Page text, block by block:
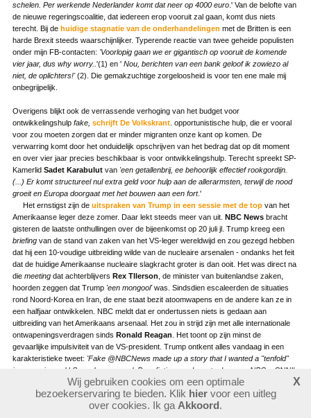
schelen. Per werkende Nederlander komt dat neer op 4000 euro.' Van de belofte van
de nieuwe regeringscoalitie, dat iedereen erop vooruit zal gaan, komt dus niets
terecht. Bij de huidige stagnatie van de onderhandelingen met de Britten is een
harde Brexit steeds waarschijnlijker. Typerende reactie van twee geheide populisten
onder mijn FB-contacten: 'Voorlopig gaan we er gigantisch op vooruit de komende
vier jaar, dus why worry.. '(1) en ' Nou, berichten van een bank geloof ik zowiezo al
niet, de oplichters!'(2). Die gemakzuchtige zorgeloosheid is voor ten ene male mij
onbegrijpelijk.
Overigens blijkt ook de verrassende verhoging van het budget voor
ontwikkelingshulp fake, schrijft De Volkskrant. opportunistische hulp, die er vooral
voor zou moeten zorgen dat er minder migranten onze kant op komen. De
verwarring komt door het onduidelijk opschrijven van het bedrag dat op dit moment
en over vier jaar precies beschikbaar is voor ontwikkelingshulp. Terecht spreekt SP-
Kamerlid Sadet Karabulutvan 'een getallenbrij, ee behoorlijk effectief rookgordijn.
(...) Er komt structureel nul extra geld voor hulp aan de allerarmsten, terwijl de nood
groeit en Europa doorgaat met het bouwen aan een fort.'
Het ernstigst zijn de uitspraken van Trump in een sessie met de topvan het
Amerikaanse leger deze zomer. Daar lekt steeds meer van uit. NBC Newsbracht
gisteren de laatste onthullingen over de bijeenkomst op 20 juli jl. Trump kreeg een
briefingvan de stand van zaken van het VS-leger wereldwijd en zou gezegd hebben
dat hij een 10-voudige uitbreiding wilde van de nucleaire arsenalen - ondanks het feit
dat de huidige Amerikaanse nucleaire slagkracht groter is dan ooit. Het was direct na
die meetingdat achterblijvers Rex Tllerson , de minister van buitenlandse zaken,
hoorden zeggen dat Trump 'een mongool'was. Sindsdien escaleerden de situaties
rond Noord-Korea en Iran, de ene staat bezit atoomwapens en de andere kan ze in
een halfjaar ontwikkelen. NBC meldt dat er ondertussen niets is gedaan aan
uitbreiding van het Amerikaans arsenaal. Het zou in strijd zijn met alle internationale
ontwapeningsverdragen sinds Ronald Reagan . Het toont op zijn minst de
gevaarlijke impulsiviteit van de VS-president. Trump ontkent alles vandaag in een
karakteristieke tweet: 'Fake @NBCNews made up a story that I wanted a "tenfold"
increase in our U.S. nuclear arsenal. Pure fiction, made up to demean. NBC = CNN!'
(Factcheck:reeds in februari van dit jaar bleek Trump een tegenstander van
het START-verdrag, dat een forse reductie van kernwapens beoogt in 2018. Toen
Amerika weer koploperzou worden. Al eerder zei
Wij gebruiken cookies om een optimale
bezoekerservaring te bieden. Klik hiervoor een uitleg
over cookies. Ik ga Akkoord.
X